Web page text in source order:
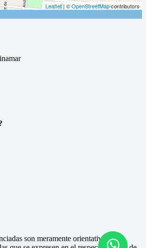
Leaflet| ©OpenStreetMapcontributors
son meramente orientativas, las